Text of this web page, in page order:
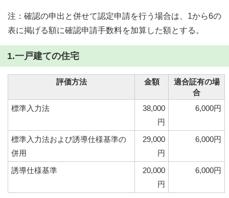
注：確認の申出と併せて認定申請を行う場合は、1から6の
表に掲げる額に確認申請手数料を加算した額とする。
1.一戸建ての住宅
評価方法 金額
適合証有の場
合
標準入力法
38,000
円
6,000円
標準入力法および誘導仕様基準の
併用
29,000
円
6,000円
誘導仕様基準
20,000
円
6,000円